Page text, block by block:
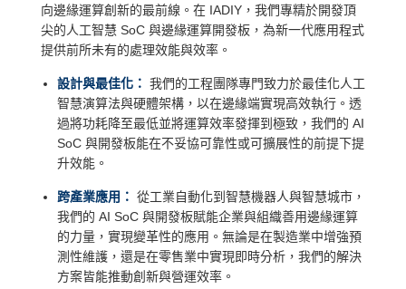
向邊緣運算創新的最前線。在 IADIY，我們專精於開發頂
尖的人工智慧 SoC 與邊緣運算開發板，為新一代應用程式
提供前所未有的處理效能與效率。
設計與最佳化： 我們的工程團隊專門致力於最佳化人工
智慧演算法與硬體架構，以在邊緣端實現高效執行。透
過將功耗降至最低並將運算效率發揮到極致，我們的 AI
SoC 與開發板能在不妥協可靠性或可擴展性的前提下提
升效能。
跨產業應用： 從工業自動化到智慧機器人與智慧城市，
我們的 AI SoC 與開發板賦能企業與組織善用邊緣運算
的力量，實現變革性的應用。無論是在製造業中增強預
測性維護，還是在零售業中實現即時分析，我們的解決
方案皆能推動創新與營運效率。